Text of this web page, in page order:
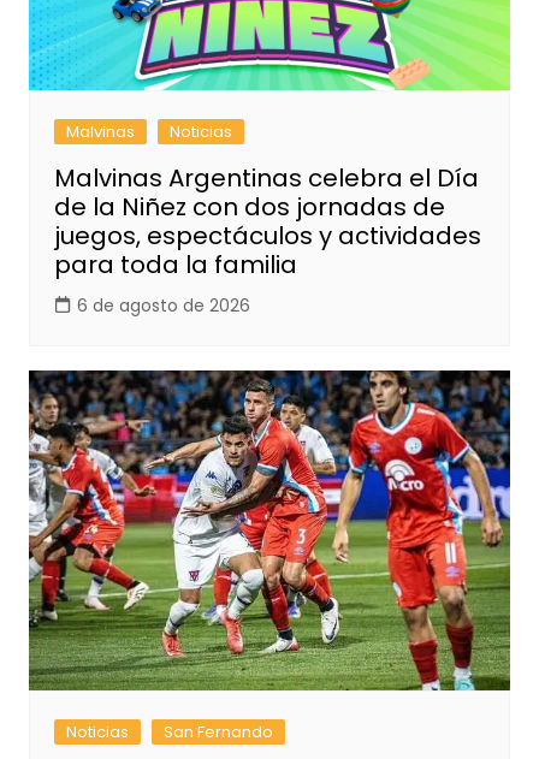
Malvinas Noticias
Malvinas Argentinas celebra el Día
de la Niñez con dos jornadas de
juegos, espectáculos y actividades
para toda la familia
6 de agosto de 2026
Noticias San Fernando